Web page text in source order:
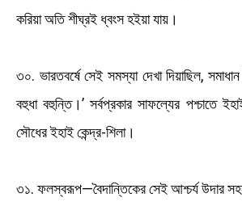
করিয়া অতি শীঘ্রই ধ্বংস হইয়া যায়।
৩০. ভারতবর্ষে সেই সমস্যা দেখা দিয়াছিল,
বহুধা বহুন্তি।’ সর্বপ্রকার সাফল্যের পশ্চাতে
সৌধের ইহাই কেন্দ্র-শিলা।
৩১. ফলস্বরূপ—বৈদান্তিকের সেই আশ্চর্য উদার